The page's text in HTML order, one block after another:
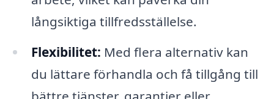
långsiktiga tillfredsställelse.
Flexibilitet: Med flera alternativ kan
du lättare förhandla och få tillgång till